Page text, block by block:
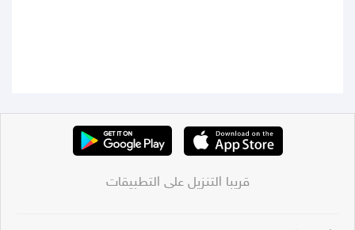
قريبا التنزيل على التطبيقات